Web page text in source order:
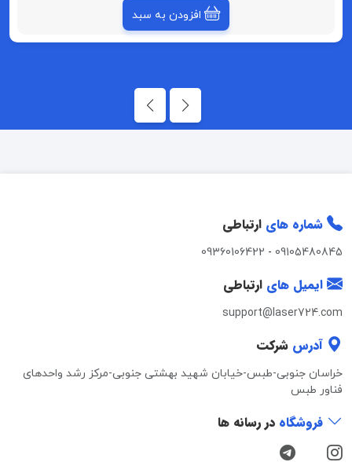
افزودن به سبد
شماره های ارتباطی
09105480845
-
09360106422
ایمیل های ارتباطی
support@laser724.com
آدرس شرکت
خراسان جنوبی-طبس-خیابان شهید بهشتی جنوبی-مرکز رشد واحدهای
فناور طبس
فروشگاه در رسانه ها